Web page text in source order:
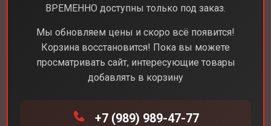
Смартфоны iPhone 16 Pro Max
ВРЕМЕННО доступны только под заказ.
Мы обновляем цены и скоро всё появится!
Корзина восстановится! Пока вы можете
просматривать сайт, интересующие товары
добавлять в корзину
+7 (989) 989-47-77